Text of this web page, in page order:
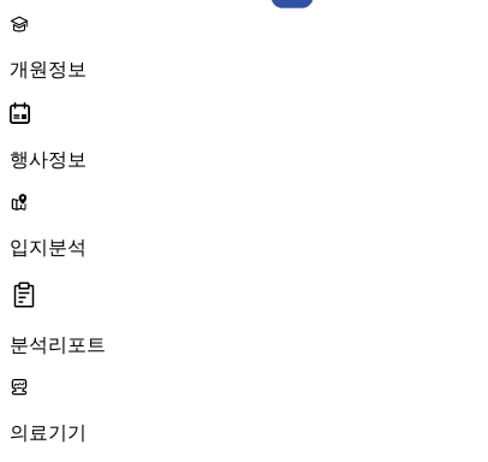
개원정보
행사정보
입지분석
분석리포트
의료기기